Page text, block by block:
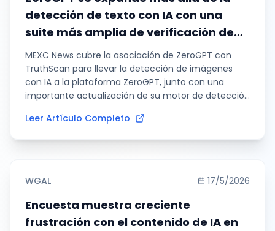
detección de texto con IA con una
suite más amplia de verificación de
contenido
MEXC News cubre la asociación de ZeroGPT con
TruthScan para llevar la detección de imágenes
con IA a la plataforma ZeroGPT, junto con una
importante actualización de su motor de detección
herramientas de verificación de contenido.
Leer Artículo Completo
WGAL 17/5/2026
Encuesta muestra creciente
frustración con el contenido de IA en